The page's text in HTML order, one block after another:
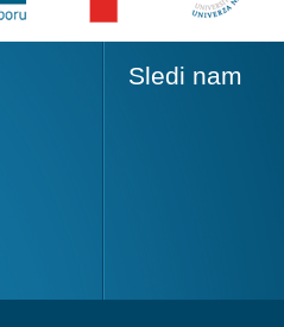
Sledi nam